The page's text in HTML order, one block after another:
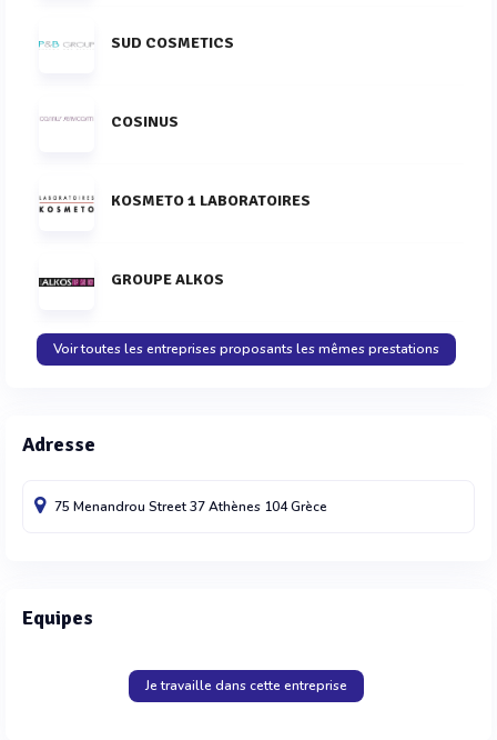
SUD COSMETICS
COSINUS
KOSMETO 1 LABORATOIRES
GROUPE ALKOS
Voir toutes les entreprises proposants les mêmes prestations
Adresse
75 Menandrou Street37 Athènes 104Grèce
Equipes
Je travaille dans cette entreprise